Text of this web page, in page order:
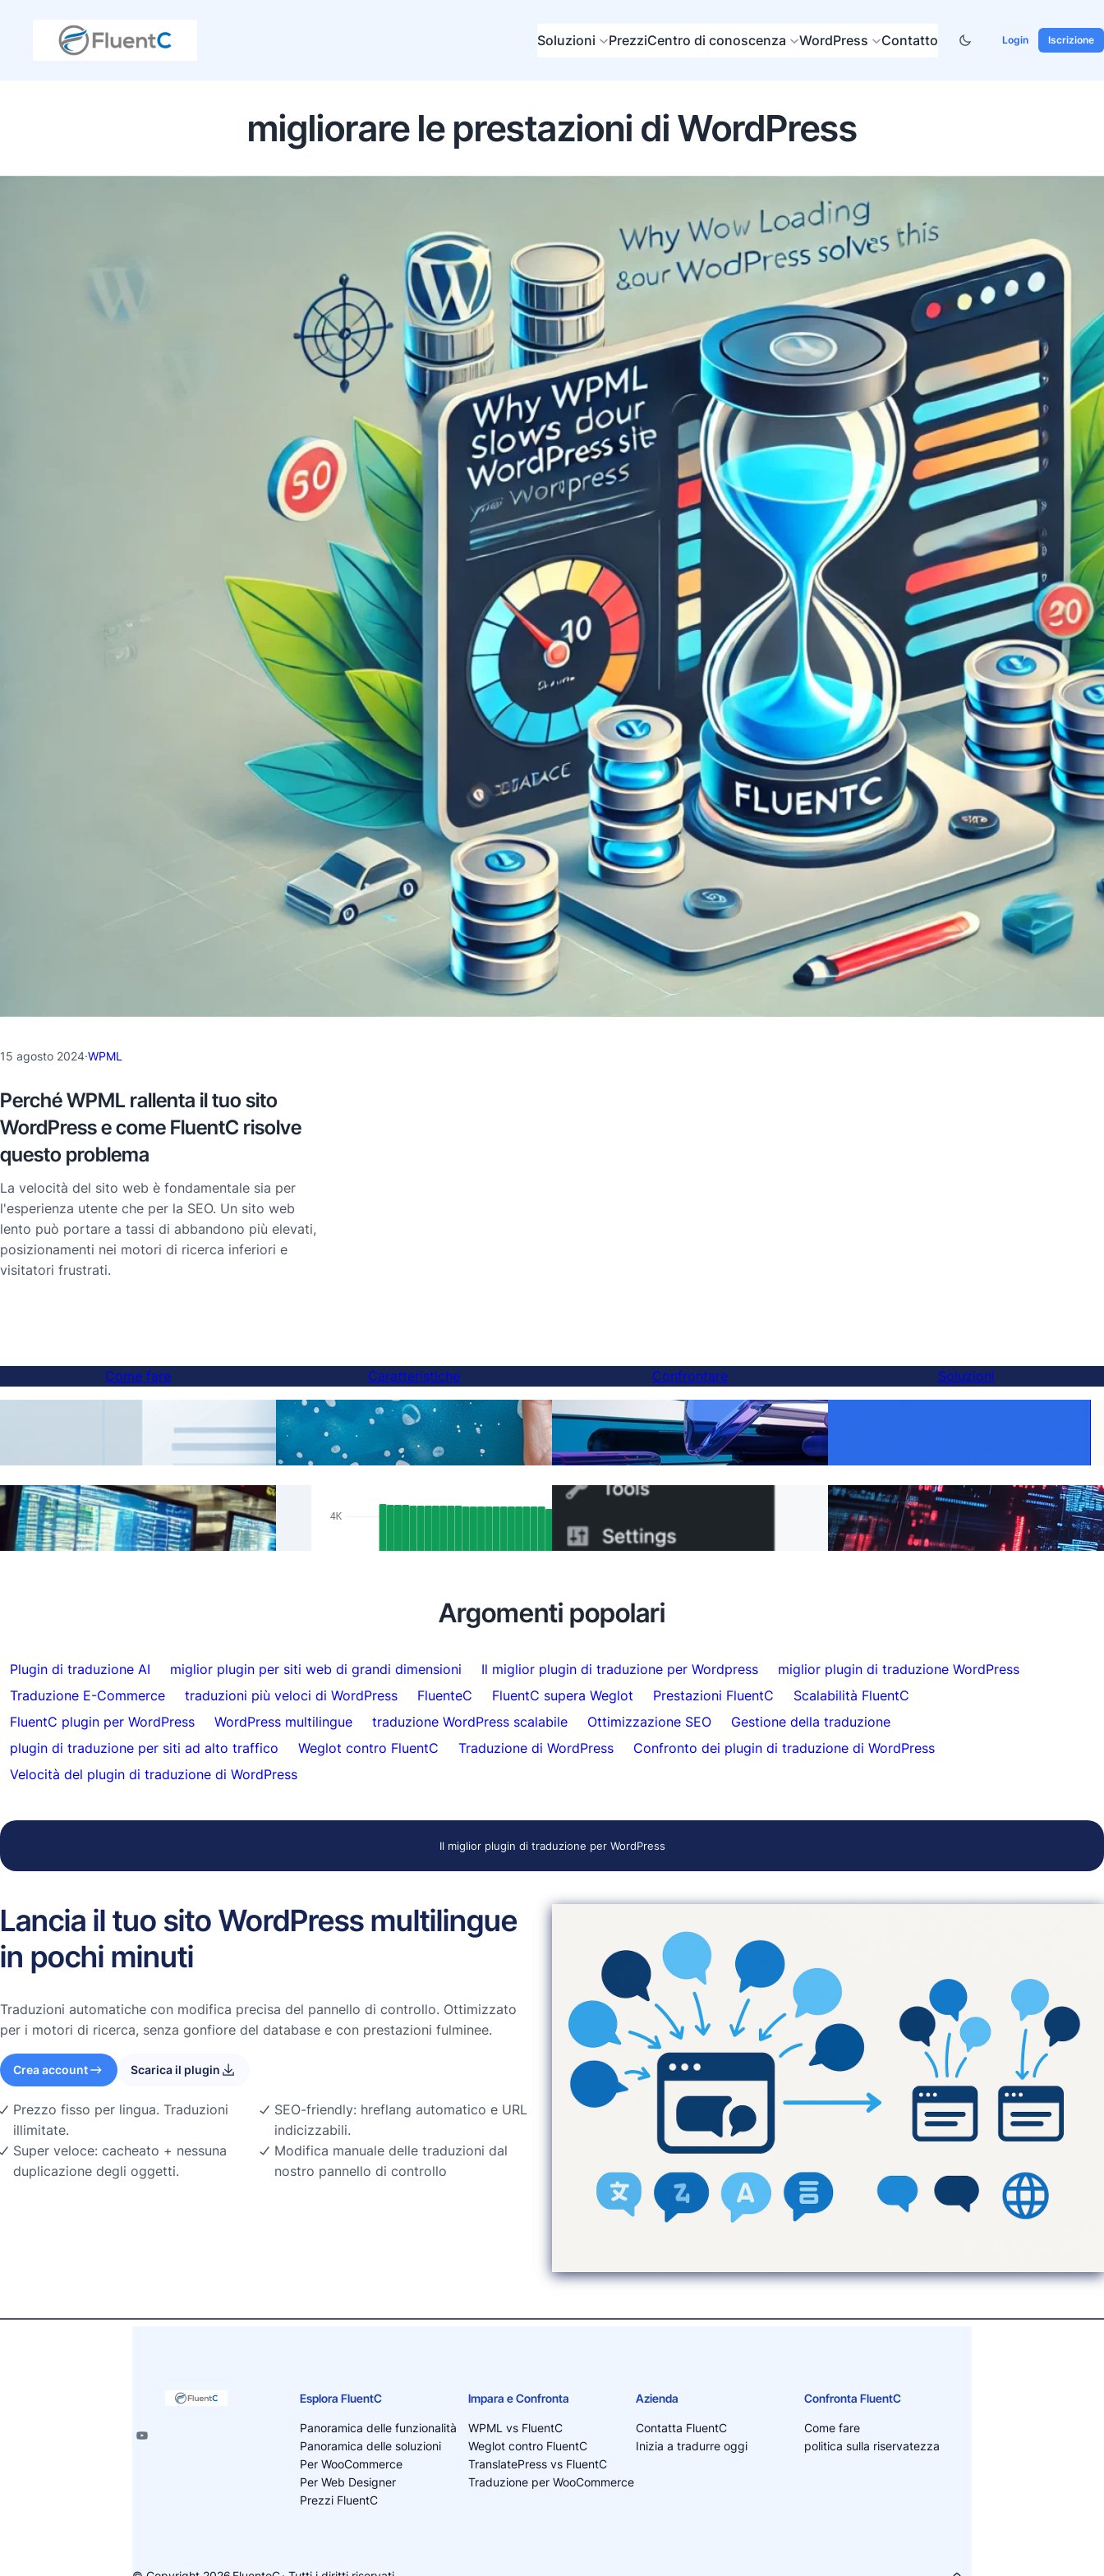
Soluzioni PrezziCentro di conoscenza WordPress Contatto Login Iscrizione
migliorare le prestazioni di WordPress
15 agosto 2024·WPML
Perché WPML rallenta il tuo sito
WordPress e come FluentC risolve
questo problema
La velocità del sito web è fondamentale sia per
l'esperienza utente che per la SEO. Un sito web
lento può portare a tassi di abbandono più elevati,
posizionamenti nei motori di ricerca inferiori e
visitatori frustrati.
Come fare
Come aggiungere un interruttore di lingua
Salta le traduzioni per contenuti specifici
con FluentC
Caratteristiche
Traduzioni AI
Risultati SEO reali: Come il supporto
Confrontare
Finalmente, una migliore alternativa a
Weglot — E puoi cambiare in 5 minuti
minuti
Soluzioni
Traduzione del sito web senza sforzo per i
clienti
Argomenti popolari
Plugin di traduzione AI miglior plugin per siti web di grandi dimensioni Il miglior plugin di traduzione per Wordpress
miglior plugin di traduzione WordPress
Traduzione E-Commerce
traduzioni più veloci di WordPress FluenteC FluentC supera Weglot Prestazioni FluentC
Scalabilità FluentC
FluentC plugin per WordPress
WordPress multilingue traduzione WordPress scalabile Ottimizzazione SEO
Gestione della traduzione
plugin di traduzione per siti ad alto traffico
Weglot contro FluentC Traduzione di WordPress
Confronto dei plugin di traduzione di WordPress
Velocità del plugin di traduzione di WordPress
Il miglior plugin di traduzione per WordPress
Lancia il tuo sito WordPress multilingue
in pochi minuti
Traduzioni automatiche con modifica precisa del pannello di controllo. Ottimizzato
per i motori di ricerca, senza gonfiore del database e con prestazioni fulminee.
Crea account Scarica il plugin
Prezzo fisso per lingua. Traduzioni
illimitate.
Super veloce: cacheato + nessuna
duplicazione degli oggetti.
SEO-friendly: hreflang automatico e URL
indicizzabili.
Modifica manuale delle traduzioni dal
nostro pannello di controllo
Esplora FluentC
Panoramica delle funzionalità
Panoramica delle soluzioni
Per WooCommerce
Per Web Designer
Prezzi FluentC
Impara e Confronta
WPML vs FluentC
Weglot contro FluentC
TranslatePress vs FluentC
Traduzione per WooCommerce
Azienda
Contatta FluentC
Inizia a tradurre oggi
Confronta FluentC
Come fare
politica sulla riservatezza